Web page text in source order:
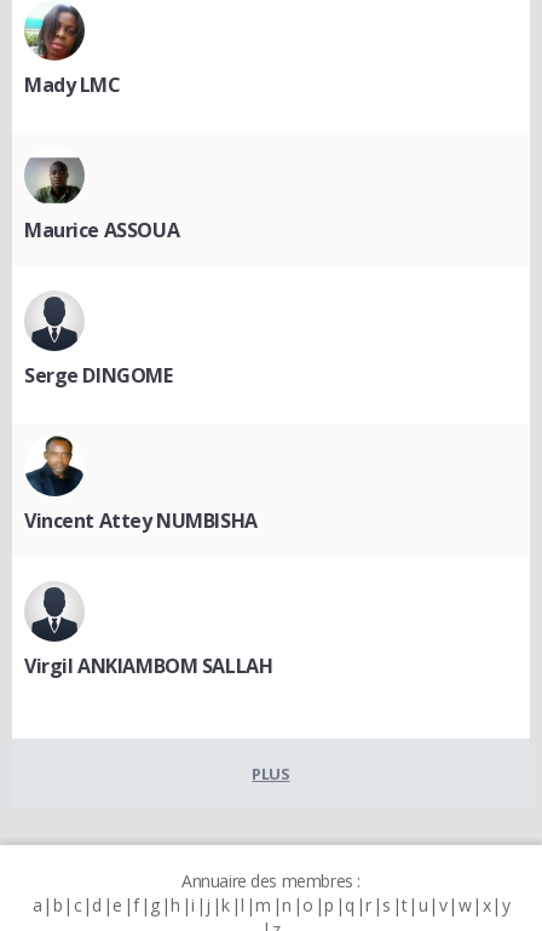
Mady LMC
Maurice ASSOUA
Serge DINGOME
Vincent Attey NUMBISHA
Virgil ANKIAMBOM SALLAH
PLUS
Annuaire des membres :
a b c d e f g h i j k l m n o p q r s t u v w x y